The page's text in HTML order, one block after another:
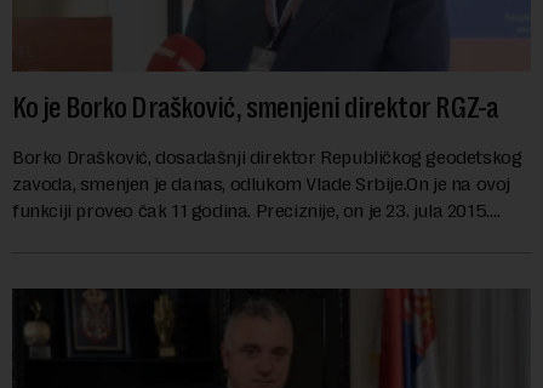
Ko je Borko Drašković, smenjeni direktor RGZ-a
Borko Drašković, dosadašnji direktor Republičkog geodetskog
zavoda, smenjen je danas, odlukom Vlade Srbije.On je na ovoj
funkciji proveo čak 11 godina. Preciznije, on je 23. jula 2015.